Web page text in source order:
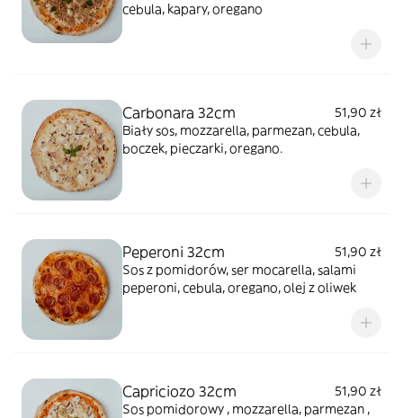
cebula, kapary, oregano
Carbonara 32cm
51,90 zł
Biały sos, mozzarella, parmezan, cebula,
boczek, pieczarki, oregano.
Peperoni 32cm
51,90 zł
Sos z pomidorów, ser mocarella, salami
peperoni, cebula, oregano, olej z oliwek
Capriciozo 32cm
51,90 zł
Sos pomidorowy , mozzarella, parmezan ,